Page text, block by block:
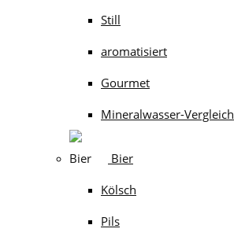
Still
aromatisiert
Gourmet
Mineralwasser-Vergleich
Bier
Kölsch
Pils